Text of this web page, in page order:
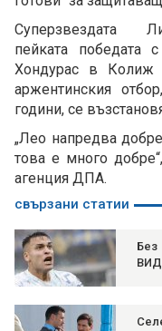
пейката победата
Хондурас в Колиж
аржентинския
години, се
„Лео напредва
това е много
агенция ДПА.
свързани статии
Без